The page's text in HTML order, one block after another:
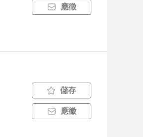
應徵
儲存
應徵